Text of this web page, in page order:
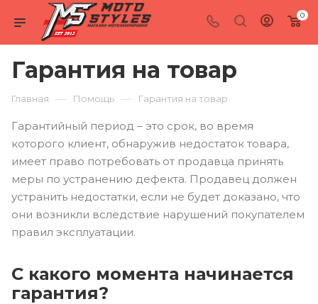
0
Гарантия на товар
Главная — Помощь — Гарантия на товар
Гарантийный период – это срок, во время
которого клиент, обнаружив недостаток товара,
имеет право потребовать от продавца принять
меры по устранению дефекта. Продавец должен
устранить недостатки, если не будет доказано, что
они возникли вследствие нарушений покупателем
правил эксплуатации.
С какого момента начинается
гарантия?